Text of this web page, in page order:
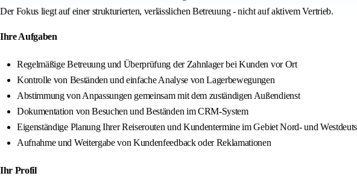
Der Fokus liegt auf einer strukturierten, verlässlichen Betreuung - nicht auf aktivem Vertrieb.
Ihre Aufgaben
Regelmäßige Betreuung und Überprüfung der Zahnlager bei Kunden vor Ort
Kontrolle von Beständen und einfache Analyse von Lagerbewegungen
Abstimmung von Anpassungen gemeinsam mit dem zuständigen Außendienst
Dokumentation von Besuchen und Beständen im CRM-System
Eigenständige Planung Ihrer Reiserouten und Kundentermine im Gebiet Nord- und
Aufnahme und Weitergabe von Kundenfeedback oder Reklamationen
Ihr Profil